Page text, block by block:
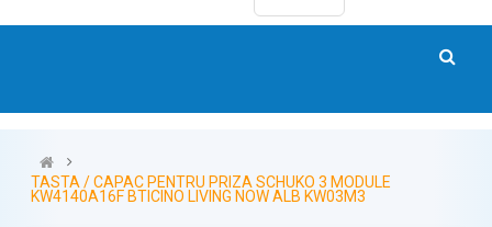
TASTA / CAPAC PENTRU PRIZA SCHUKO 3 MODULE
KW4140A16F BTICINO LIVING NOW ALB KW03M3